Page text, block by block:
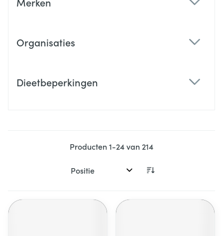
Organisaties
Dieetbeperkingen
Producten1-24van 214
Sorteer op: